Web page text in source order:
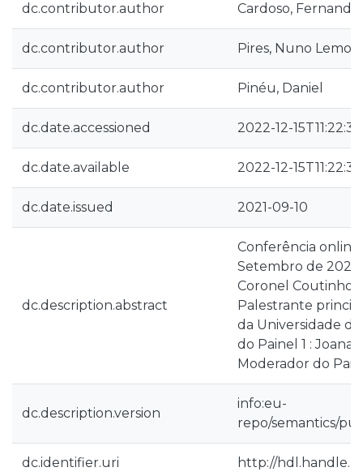
dc.contributor.author Cardoso,
dc.contributor.author Pires, Nuno Lemos
dc.contributor.author Pinéu, Daniel
dc.date.accessioned 2022-12-
dc.date.available 2022-12-
dc.date.issued 2021-09-10
dc.description.abstract
Conferência online
Setembro de
Coronel Coutinho
Palestrante
da Universidade
do Painel 1 : Joana
Moderador do
dc.description.version
info:eu-
repo/semantics/
dc.identifier.uri http://